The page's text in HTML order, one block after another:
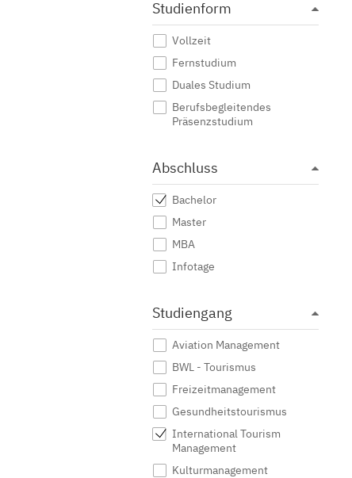
Studienform
Vollzeit
Fernstudium
Duales Studium
Berufsbegleitendes
Präsenzstudium
Abschluss
Bachelor
Master
MBA
Infotage
Studiengang
Aviation Management
BWL - Tourismus
Freizeitmanagement
Gesundheitstourismus
International Tourism
Management
Kulturmanagement